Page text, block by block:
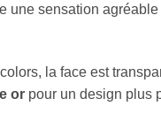
une sensation
la face est
or pour un design plus